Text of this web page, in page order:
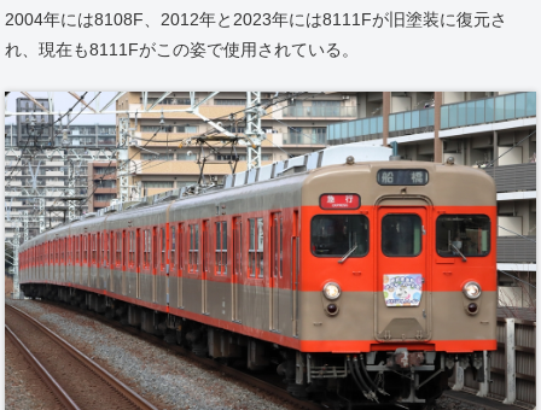
2004年には8108F、2012年と2023年には8111Fが旧塗装に復元さ
れ、現在も8111Fがこの姿で使用されている。